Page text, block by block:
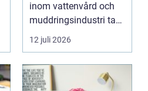
inom vattenvård och
muddringsindustri tack
vare si...
12 juli 2026